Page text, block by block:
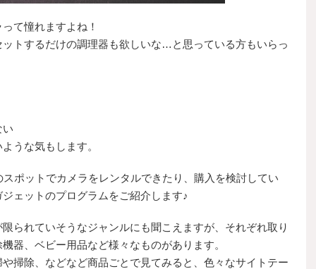
て憧れますよね！
トするだけの調理器も欲しいな…と思っている方もいらっ
い
うな気もします。
ポットでカメラをレンタルできたり、購入を検討してい
ェットのプログラムをご紹介します♪
られていそうなジャンルにも聞こえますが、それぞれ取り
器、ベビー用品など様々なものがあります。
掃除、などなど商品ごとで見てみると、色々なサイトテー